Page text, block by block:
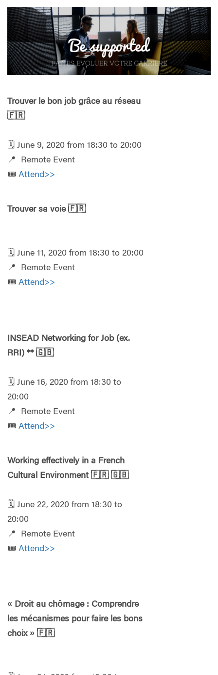
Trouver le bon job grâce au réseau
🇫🇷
🗓️ June 9, 2020 from 18:30 to 20:00
📍 Remote Event
🎟️ Attend>>
Trouver sa voie 🇫🇷
🗓️ June 11, 2020 from 18:30 to 20:00
📍 Remote Event
🎟️ Attend>>
INSEAD Networking for Job (ex.
RRI) ** 🇬🇧
🗓️ June 16, 2020 from 18:30 to
20:00
📍 Remote Event
🎟️ Attend>>
Working effectively in a French
Cultural Environment 🇫🇷 🇬🇧
🗓️ June 22, 2020 from 18:30 to
20:00
📍 Remote Event
🎟️ Attend>>
« Droit au chômage : Comprendre
les mécanismes pour faire les bons
choix » 🇫🇷